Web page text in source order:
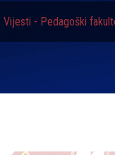
Vijesti - Pedagoški